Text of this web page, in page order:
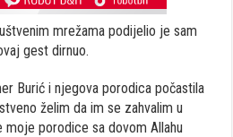
mrežama podijelio je sam
gest dirnuo.
Burić i njegova porodica počastila
želim da im se zahvalim u
porodice sa dovom Allahu